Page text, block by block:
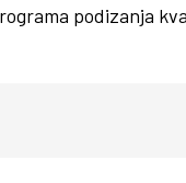
podizanja